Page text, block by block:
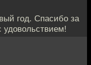
год. Спасибо за
удовольствием!